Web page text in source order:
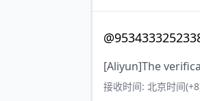
[Aliyun]The
接收时间: 北京时间